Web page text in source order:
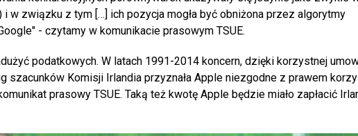
związku z tym […] ich pozycja mogła być obniżona przez algorytmy
- czytamy w komunikacie prasowym TSUE.
podatkowych. W latach 1991-2014 koncern, dzięki korzystnej
szacunków Komisji Irlandia przyznała Apple niezgodne z prawem
prasowy TSUE. Taką też kwotę Apple będzie miało zapłacić